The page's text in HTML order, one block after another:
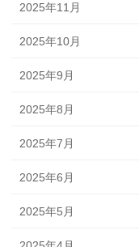
2025年11月
2025年10月
2025年9月
2025年8月
2025年7月
2025年6月
2025年5月